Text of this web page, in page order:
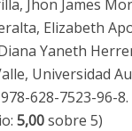
Jhon James
Elizabeth
Yaneth
Universidad
978-628-7523-96-8.
5,00sobre 5)